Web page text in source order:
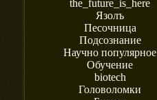
the_future_is_here
Язолъ
Песочница
Подсознание
Научно популярное
Обучение
biotech
Головоломки